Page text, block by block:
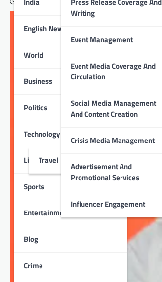
English News
World
Business
Politics
Technology
Lifestyle
Travel
Sports
Entertainment
Blog
Crime
Writing
Event Management
Event Media Coverage And
Circulation
Social Media Management
And Content Creation
Crisis Media Management
Advertisement And
Promotional Services
Influencer Engagement